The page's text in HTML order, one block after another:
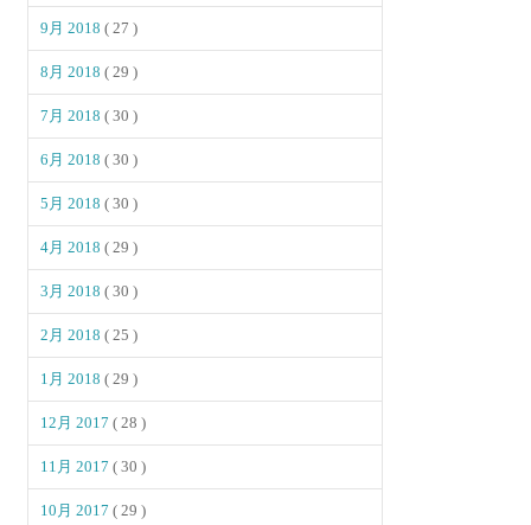
9月 2018( 27 )
8月 2018( 29 )
7月 2018( 30 )
6月 2018( 30 )
5月 2018( 30 )
4月 2018( 29 )
3月 2018( 30 )
2月 2018( 25 )
1月 2018( 29 )
12月 2017( 28 )
11月 2017( 30 )
10月 2017( 29 )